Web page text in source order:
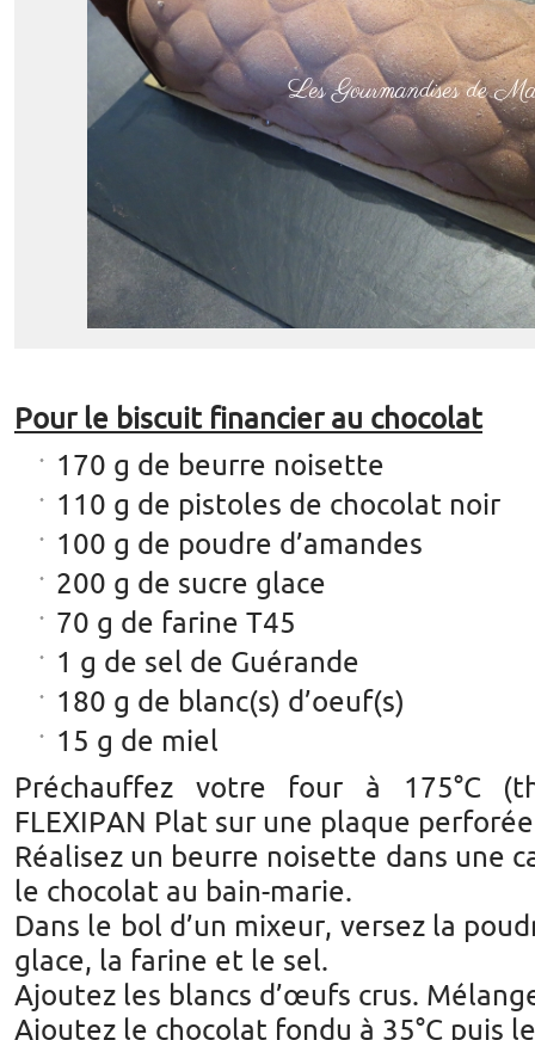
Pour le biscuit financier au chocolat
170 g de beurre noisette
110 g de pistoles de chocolat noir
100 g de poudre d’amandes
200 g de sucre glace
70 g de farine T45
1 g de sel de Guérande
180 g de blanc(s) d’oeuf(s)
15 g de miel
Préchauffez votre four à 175°C
FLEXIPAN Plat sur une plaque
Réalisez un beurre noisette dans une
le chocolat au bain-marie.
Dans le bol d’un mixeur, versez la
glace, la farine et le sel.
Ajoutez les blancs d’œufs crus.
Ajoutez le chocolat fondu à 35°C puis